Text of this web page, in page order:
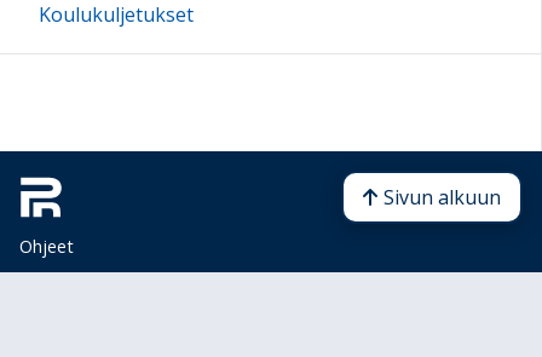
Koulukuljetukset
Ohjeet
Sivun alkuun